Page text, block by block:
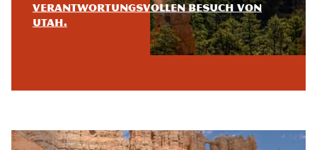
verantwortungsvollen Besuch von
Utah.